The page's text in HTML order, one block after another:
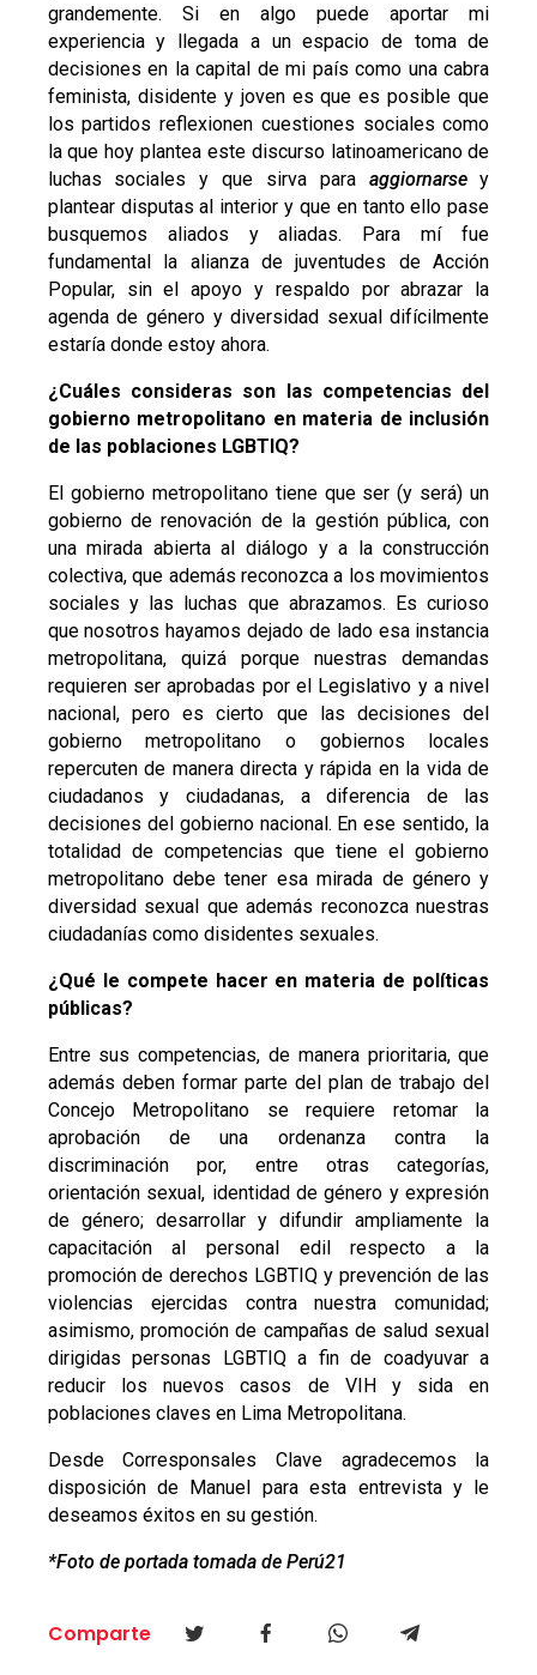
grandemente. Si en algo puede aportar mi
experiencia y llegada a un espacio de toma de
decisiones en la capital de mi país como una cabra
feminista, disidente y joven es que es posible que
los partidos reflexionen cuestiones sociales como
la que hoy plantea este discurso latinoamericano de
luchas sociales y que sirva para aggiornarsey
plantear disputas al interior y que en tanto ello pase
busquemos aliados y aliadas. Para mí fue
fundamental la alianza de juventudes de Acción
Popular, sin el apoyo y respaldo por abrazar la
agenda de género y diversidad sexual difícilmente
estaría donde estoy ahora.
¿Cuáles consideras son las competencias del
gobierno metropolitano en materia de inclusión
de las poblaciones LGBTIQ?
El gobierno metropolitano tiene que ser (y será) un
gobierno de renovación de la gestión pública, con
una mirada abierta al diálogo y a la construcción
colectiva, que además reconozca a los movimientos
sociales y las luchas que abrazamos. Es curioso
que nosotros hayamos dejado de lado esa instancia
metropolitana, quizá porque nuestras demandas
requieren ser aprobadas por el Legislativo y a nivel
nacional, pero es cierto que las decisiones del
gobierno metropolitano o gobiernos locales
repercuten de manera directa y rápida en la vida de
ciudadanos y ciudadanas, a diferencia de las
decisiones del gobierno nacional. En ese sentido, la
totalidad de competencias que tiene el gobierno
metropolitano debe tener esa mirada de género y
diversidad sexual que además reconozca nuestras
ciudadanías como disidentes sexuales.
¿Qué le compete hacer en materia de políticas
públicas?
Entre sus competencias, de manera prioritaria, que
además deben formar parte del plan de trabajo del
Concejo Metropolitano se requiere retomar la
aprobación de una ordenanza contra la
discriminación por, entre otras categorías,
orientación sexual, identidad de género y expresión
de género; desarrollar y difundir ampliamente la
capacitación al personal edil respecto a la
promoción de derechos LGBTIQ y prevención de las
violencias ejercidas contra nuestra comunidad;
asimismo, promoción de campañas de salud sexual
dirigidas personas LGBTIQ a fin de coadyuvar a
reducir los nuevos casos de VIH y sida en
poblaciones claves en Lima Metropolitana.
Desde Corresponsales Clave agradecemos la
disposición de Manuel para esta entrevista y le
deseamos éxitos en su gestión.
*Foto de portada tomada de Perú21
Comparte